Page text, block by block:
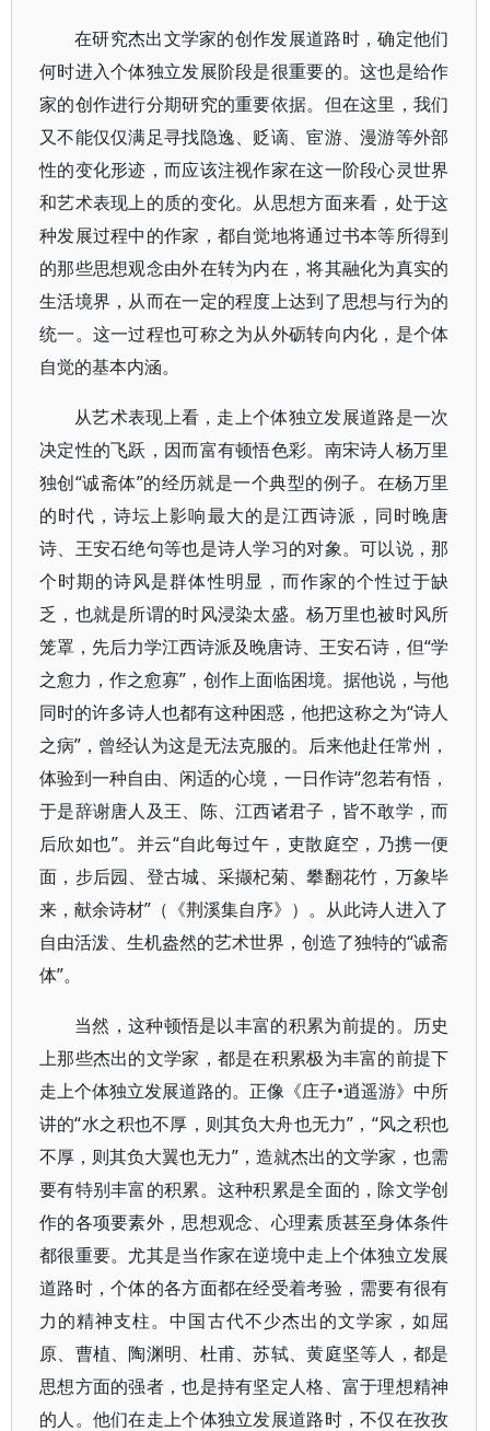
在研究杰出文学家的创作发展道路时，确定他们
何时进入个体独立发展阶段是很重要的。这也是给作
家的创作进行分期研究的重要依据。但在这里，我们
又不能仅仅满足寻找隐逸、贬谪、宦游、漫游等外部
性的变化形迹，而应该注视作家在这一阶段心灵世界
和艺术表现上的质的变化。从思想方面来看，处于这
种发展过程中的作家，都自觉地将通过书本等所得到
的那些思想观念由外在转为内在，将其融化为真实的
生活境界，从而在一定的程度上达到了思想与行为的
统一。这一过程也可称之为从外砺转向内化，是个体
自觉的基本内涵。
从艺术表现上看，走上个体独立发展道路是一次
决定性的飞跃，因而富有顿悟色彩。南宋诗人杨万里
独创“诚斋体”的经历就是一个典型的例子。在杨万里
的时代，诗坛上影响最大的是江西诗派，同时晚唐
诗、王安石绝句等也是诗人学习的对象。可以说，那
个时期的诗风是群体性明显，而作家的个性过于缺
乏，也就是所谓的时风浸染太盛。杨万里也被时风所
笼罩，先后力学江西诗派及晚唐诗、王安石诗，但“学
之愈力，作之愈寡”，创作上面临困境。据他说，与他
同时的许多诗人也都有这种困惑，他把这称之为“诗人
之病”，曾经认为这是无法克服的。后来他赴任常州，
体验到一种自由、闲适的心境，一日作诗“忽若有悟，
于是辞谢唐人及王、陈、江西诸君子，皆不敢学，而
后欣如也”。并云“自此每过午，吏散庭空，乃携一便
面，步后园、登古城、采撷杞菊、攀翻花竹，万象毕
来，献余诗材”（《荆溪集自序》）。从此诗人进入了
自由活泼、生机盎然的艺术世界，创造了独特的“诚斋
体”。
当然，这种顿悟是以丰富的积累为前提的。历史
上那些杰出的文学家，都是在积累极为丰富的前提下
走上个体独立发展道路的。正像《庄子•逍遥游》中所
讲的“水之积也不厚，则其负大舟也无力”，“风之积也
不厚，则其负大翼也无力”，造就杰出的文学家，也需
要有特别丰富的积累。这种积累是全面的，除文学创
作的各项要素外，思想观念、心理素质甚至身体条件
都很重要。尤其是当作家在逆境中走上个体独立发展
道路时，个体的各方面都在经受着考验，需要有很有
力的精神支柱。中国古代不少杰出的文学家，如屈
原、曹植、陶渊明、杜甫、苏轼、黄庭坚等人，都是
思想方面的强者，也是持有坚定人格、富于理想精神
的人。他们在走上个体独立发展道路时，不仅在孜孜